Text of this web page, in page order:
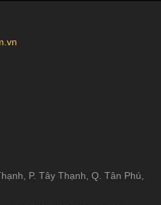
P. Tây Thạnh, Q. Tân Phú,